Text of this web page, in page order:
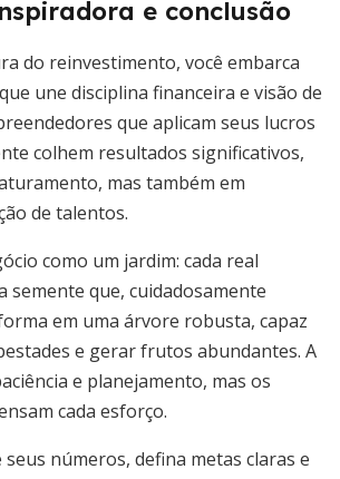
e conclusão
do reinvestimento, você embarca
une disciplina financeira e visão de
que aplicam seus lucros
colhem resultados significativos,
mas também em
de talentos.
como um jardim: cada real
semente que, cuidadosamente
em uma árvore robusta, capaz
e gerar frutos abundantes. A
e planejamento, mas os
cada esforço.
números, defina metas claras e